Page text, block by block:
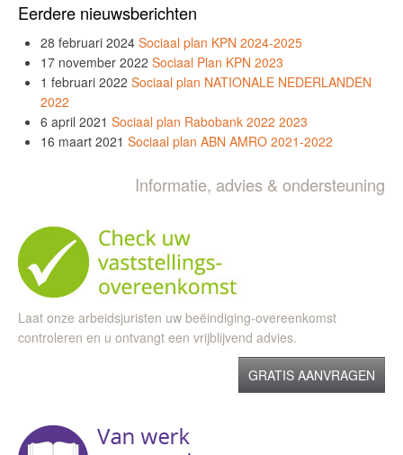
Eerdere nieuwsberichten
28 februari 2024 Sociaal plan KPN 2024-2025
17 november 2022 Sociaal Plan KPN 2023
1 februari 2022 Sociaal plan NATIONALE NEDERLANDEN
2022
6 april 2021 Sociaal plan Rabobank 2022 2023
16 maart 2021 Sociaal plan ABN AMRO 2021-2022
Informatie, advies & ondersteuning
Laat onze arbeidsjuristen uw beëindiging-overeenkomst
controleren en u ontvangt een vrijblijvend advies.
GRATIS AANVRAGEN